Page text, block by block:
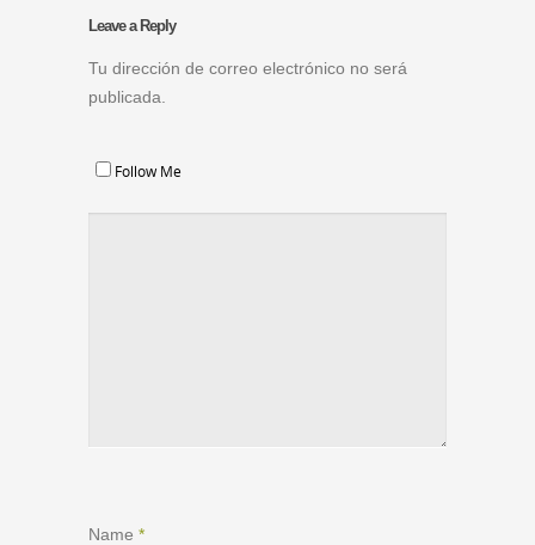
Leave a Reply
Tu dirección de correo electrónico no será
publicada.
Follow Me
Name *